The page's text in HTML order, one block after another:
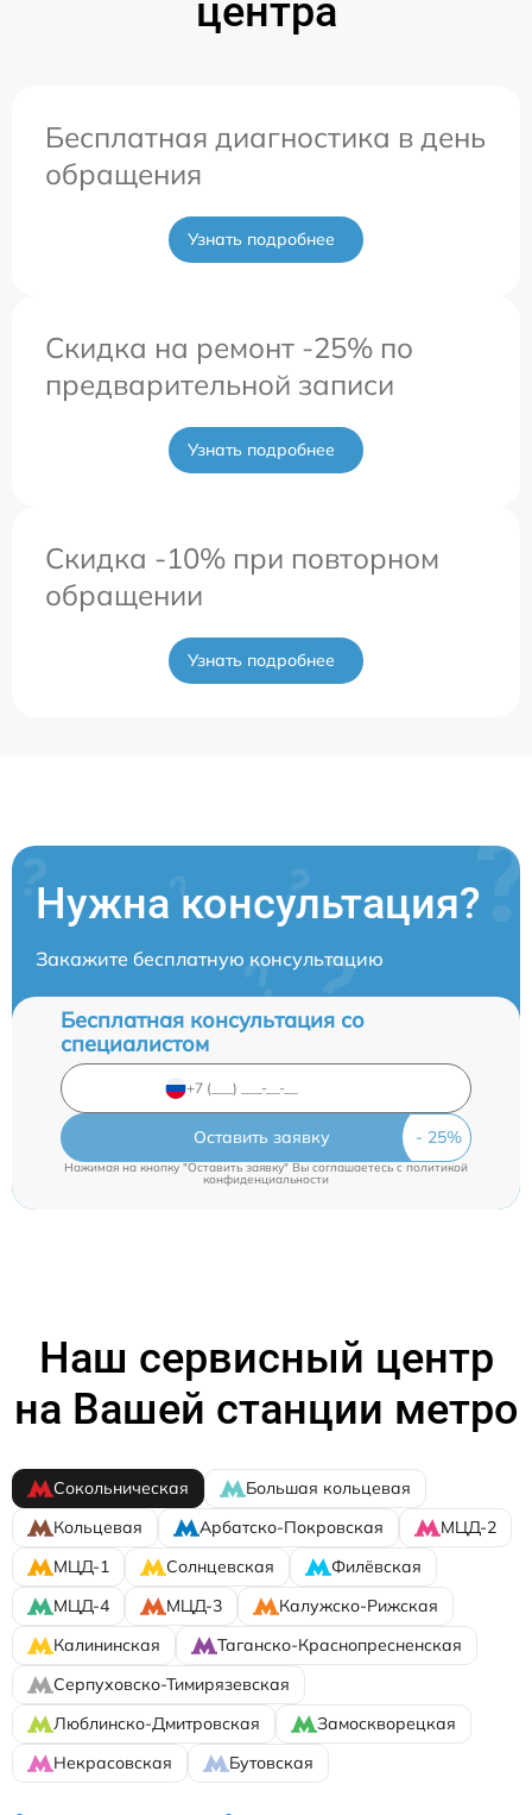
центра
Бесплатная диагностика в день
обращения
Узнать подробнее
Скидка на ремонт -25% по
предварительной записи
Узнать подробнее
Скидка -10% при повторном
обращении
Узнать подробнее
Нужна консультация?
Закажите бесплатную консультацию
Бесплатная консультация со
специалистом
Оставить заявку
Нажимая на кнопку "Оставить заявку" Вы соглашаетесь cполитикой
конфиденциальности
Наш сервисный центр
на Вашей станции метро
Сокольническая
Большая кольцевая
Кольцевая
Арбатско-Покровская
МЦД-2
МЦД-1
Солнцевская
Филёвская
МЦД-4
МЦД-3
Калужско-Рижская
Калининская
Таганско-Краснопресненская
Серпуховско-Тимирязевская
Люблинско-Дмитровская
Замоскворецкая
Некрасовская
Бутовская